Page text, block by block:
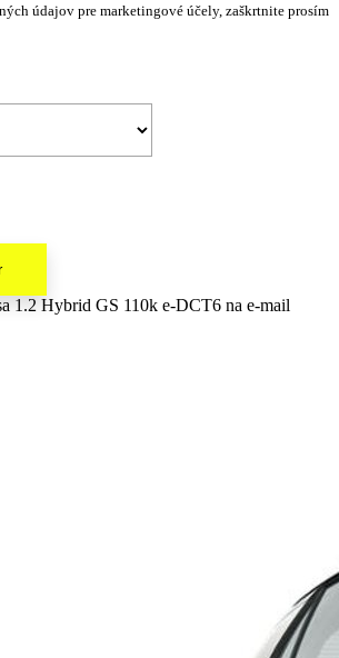
údajov pre marketingové účely, zaškrtnite prosím
1.2 Hybrid GS 110k e-DCT6 na e-mail